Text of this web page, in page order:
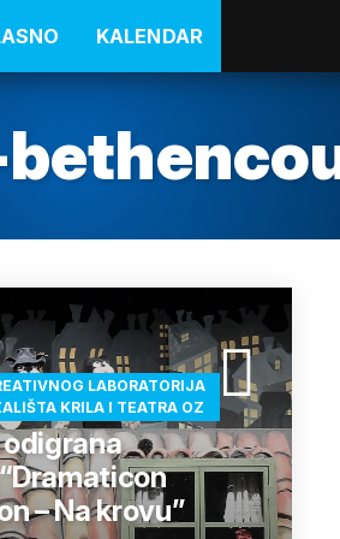
KALENDAR
LABORATORIJA
KRILA I TEATRA OZ
– Na krovu”